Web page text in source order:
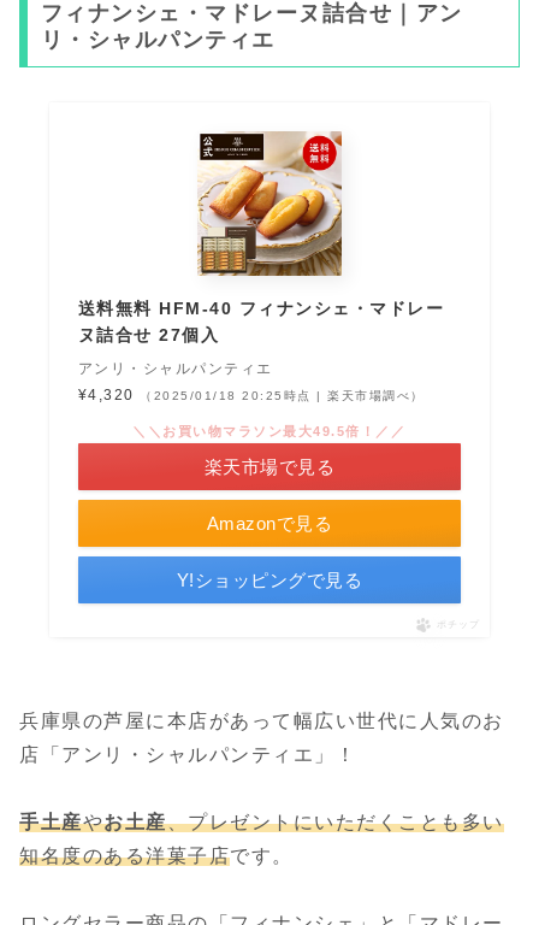
フィナンシェ・マドレーヌ詰合せ｜アン
リ・シャルパンティエ
送料無料 HFM-40 フィナンシェ・マドレー
ヌ詰合せ 27個入
アンリ・シャルパンティエ
¥4,320
（2025/01/18 20:25時点 | 楽天市場調べ）
Amazonで見る
＼＼お買い物マラソン最大49.5倍！／／
楽天市場で見る
Y!ショッピングで見る
ポチップ
兵庫県の芦屋に本店があって幅広い世代に人気のお
店「アンリ・シャルパンティエ」！
手土産やお土産、プレゼントにいただくことも多い
知名度のある洋菓子店です。